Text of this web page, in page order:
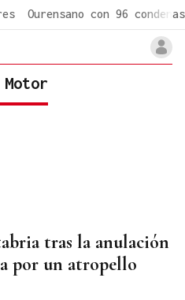
Ourensano con 96 condenas
Motor
tras la anulación
por un atropello